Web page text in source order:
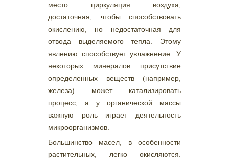
место циркуляция воздуха,
достаточная, чтобы способствовать
окислению, но недостаточная для
отвода выделяемого тепла. Этому
явлению способствует увлажнение. У
некоторых минералов присутствие
определенных веществ (например,
железа) может катализировать
процесс, а у органической массы
важную роль играет деятельность
микроорганизмов.
Большинство масел, в особенности
растительных, легко окисляются.